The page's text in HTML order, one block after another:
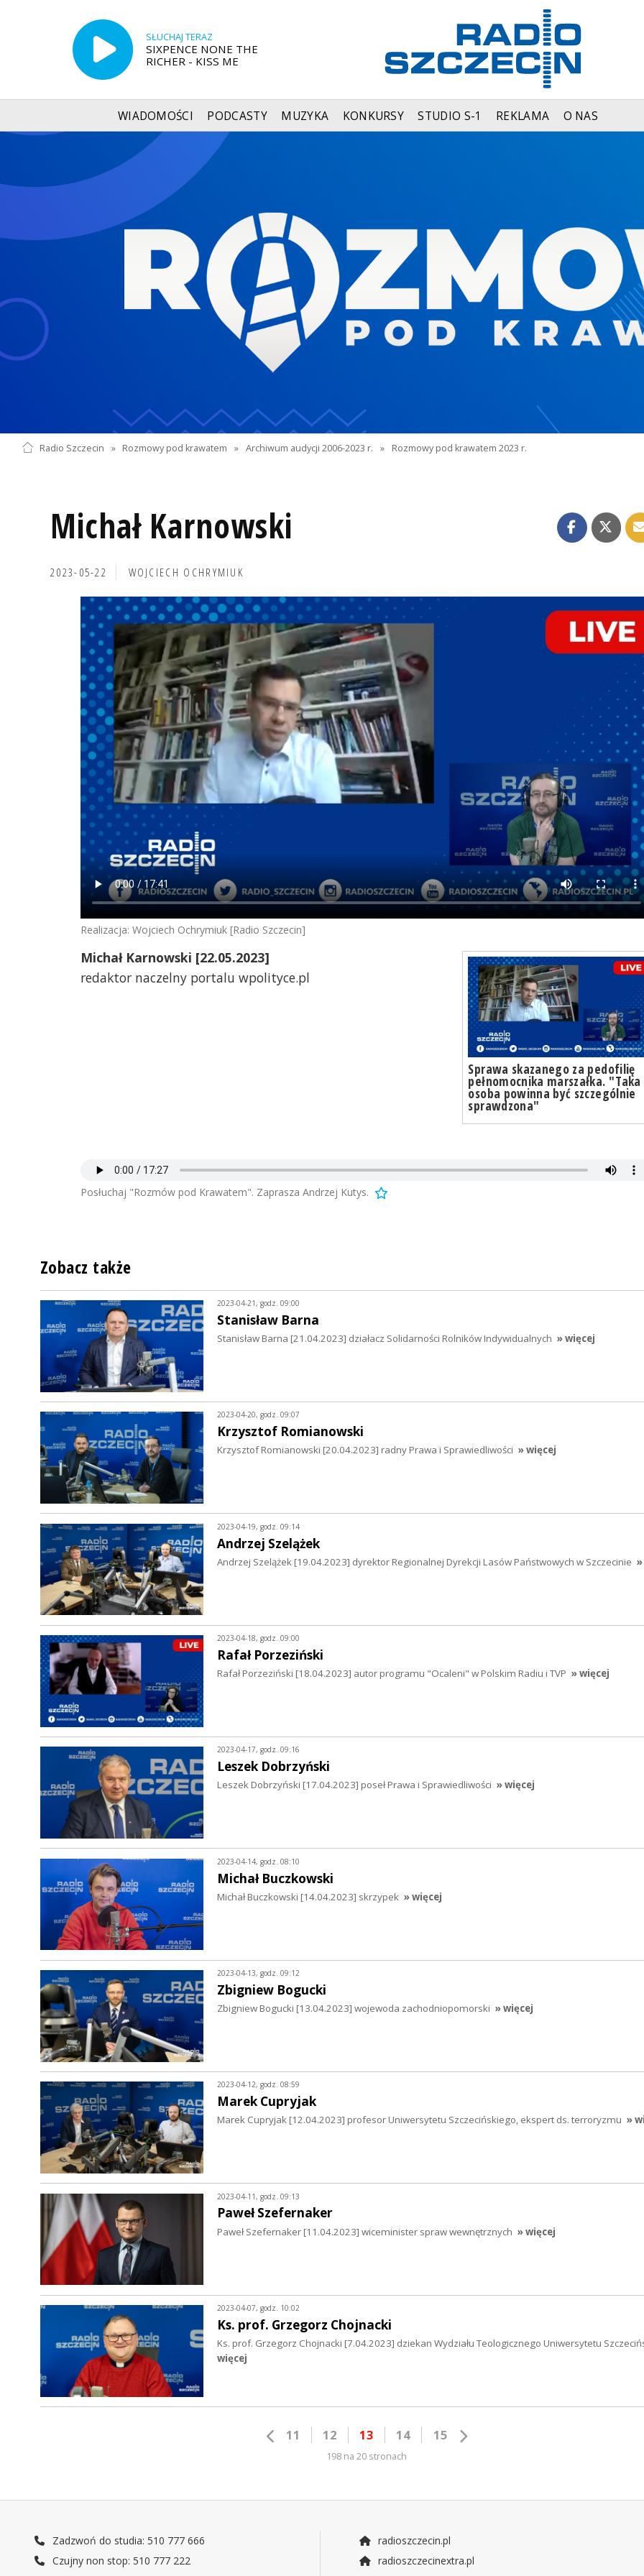
SŁUCHAJ TERAZ
SIXPENCE NONE THE
RICHER - KISS ME
WIADOMOŚCI PODCASTY MUZYKA KONKURSY STUDIO S-1 REKLAMA O NAS
Radio Szczecin » Rozmowy pod krawatem » Archiwum audycji 2006-2023 r. » Rozmowy pod krawatem 2023 r.
Michał Karnowski
2023-05-22 WOJCIECH OCHRYMIUK
Realizacja: Wojciech Ochrymiuk [Radio Szczecin]
Sprawa skazanego za pedofilię
pełnomocnika marszałka. "Taka
osoba powinna być szczególnie
sprawdzona"
Michał Karnowski [22.05.2023]
redaktor naczelny portalu wpolityce.pl
Posłuchaj "Rozmów pod Krawatem". Zaprasza Andrzej Kutys.
Zobacz także
2023-04-21, godz. 09:00
Stanisław Barna
Stanisław Barna [21.04.2023] działacz Solidarności Rolników Indywidualnych » więcej
2023-04-20, godz. 09:07
Krzysztof Romianowski
Krzysztof Romianowski [20.04.2023] radny Prawa i Sprawiedliwości » więcej
2023-04-19, godz. 09:14
Andrzej Szelążek
Andrzej Szelążek [19.04.2023] dyrektor Regionalnej Dyrekcji Lasów Państwowych w Szczecinie
2023-04-18, godz. 09:00
Rafał Porzeziński
Rafał Porzeziński [18.04.2023] autor programu "Ocaleni" w Polskim Radiu i TVP » więcej
2023-04-17, godz. 09:16
Leszek Dobrzyński
Leszek Dobrzyński [17.04.2023] poseł Prawa i Sprawiedliwości » więcej
2023-04-14, godz. 08:10
Michał Buczkowski
Michał Buczkowski [14.04.2023] skrzypek » więcej
2023-04-13, godz. 09:12
Zbigniew Bogucki
Zbigniew Bogucki [13.04.2023] wojewoda zachodniopomorski » więcej
2023-04-12, godz. 08:59
Marek Cupryjak
Marek Cupryjak [12.04.2023] profesor Uniwersytetu Szczecińskiego, ekspert ds. terroryzmu »
2023-04-11, godz. 09:13
Paweł Szefernaker
Paweł Szefernaker [11.04.2023] wiceminister spraw wewnętrznych » więcej
2023-04-07, godz. 10:02
Ks. prof. Grzegorz Chojnacki
Ks. prof. Grzegorz Chojnacki [7.04.2023] dziekan Wydziału Teologicznego Uniwersytetu
więcej
11 12 13 14 15
198 na 20 stronach
Zadzwoń do studia: 510 777 666
Czujny non stop: 510 777 222
radioszczecin.pl
radioszczecinextra.pl